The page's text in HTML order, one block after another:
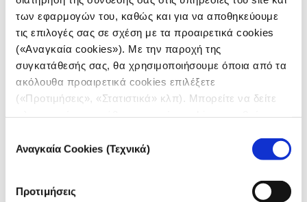
των εφαρμογών του, καθώς και για να αποθηκεύουμε
τις επιλογές σας σε σχέση με τα προαιρετικά cookies
(«Αναγκαία cookies»). Με την παροχή της
συγκατάθεσής σας, θα χρησιμοποιήσουμε όποια από τα
ακόλουθα προαιρετικά cookies επιλέξετε
(«Προτιμήσεις», «Στατιστικά» κλπ). Μπορείτε να δείτε
συγκατάθεσης
Αναγκαία Cookies (Τεχνικά)
Προτιμήσεις
σύγκρουση Ισραήλ-Παλαιστίνης και
18.01.2024